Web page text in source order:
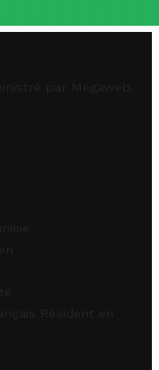
par Megaweb
Résident en